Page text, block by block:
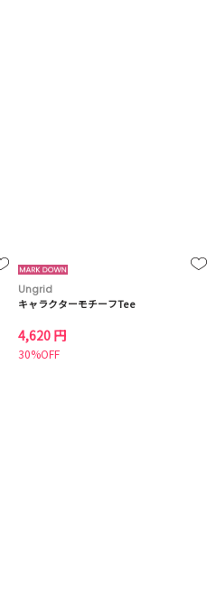
Ungrid
キャラクターモチーフTee
4,620 円
30%OFF